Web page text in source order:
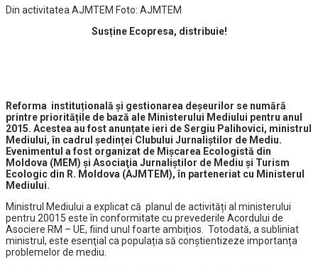
Din activitatea AJMTEM Foto: AJMTEM
Susține Ecopresa, distribuie!
Reforma instituțională şi gestionarea deşeurilor se numără
printre prioritățile de bază ale Ministerului Mediului pentru anul
2015. Acestea au fost anunțate ieri de Sergiu Palihovici, ministrul
Mediului, în cadrul ședinței Clubului Jurnaliștilor de Mediu.
Evenimentul a fost organizat de Mişcarea Ecologistă din
Moldova (MEM) şi Asociaţia Jurnaliştilor de Mediu şi Turism
Ecologic din R. Moldova (AJMTEM), în parteneriat cu Ministerul
Mediului.
Ministrul Mediului a explicat că planul de activități al ministerului
pentru 20015 este în conformitate cu prevederile Acordului de
Asociere RM – UE, fiind unul foarte ambițios. Totodată, a subliniat
ministrul, este esenţial ca populația să conștientizeze importanța
problemelor de mediu.